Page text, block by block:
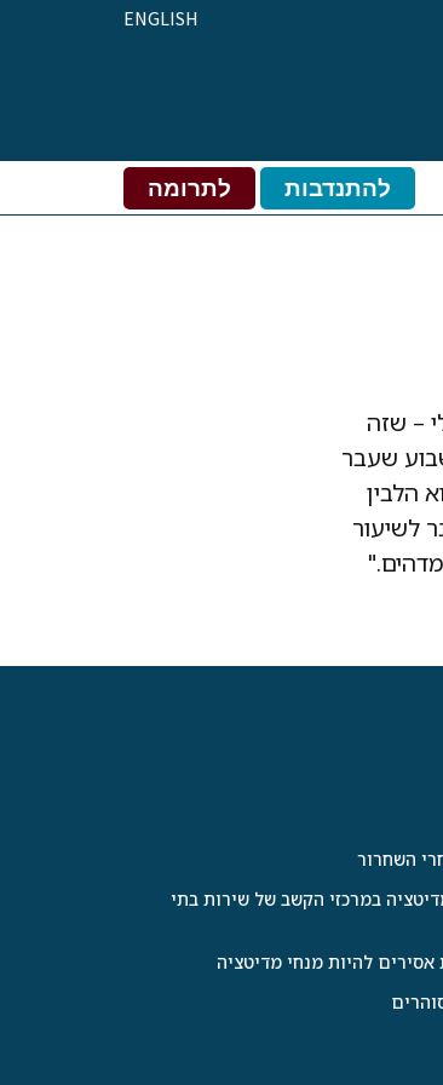
ENGLISH
להתנדבות לתרומה
– שזה
שעבר
הלבין
לשיעור
השחרור
במרכזי הקשב של שירות בתי
להיות מנחי מדיטציה